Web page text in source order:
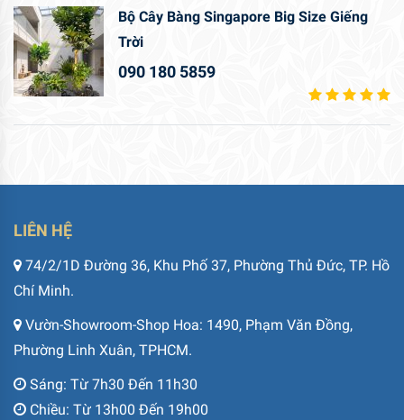
Bộ Cây Bàng Singapore Big Size Giếng
Trời
090 180 5859
LIÊN HỆ
74/2/1D Đường 36, Khu Phố 37, Phường Thủ Đức, TP. Hồ
Chí Minh.
Vườn-Showroom-Shop Hoa: 1490, Phạm Văn Đồng,
Phường Linh Xuân, TPHCM.
Sáng: Từ 7h30 Đến 11h30
Chiều: Từ 13h00 Đến 19h00